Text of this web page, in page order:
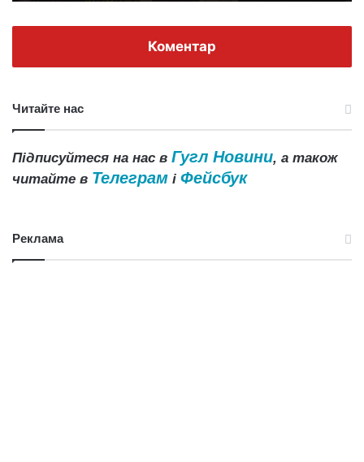
Коментар
Читайте нас
Підписуйтеся на нас в Гугл Новини, а також
читайте в Телеграм і Фейсбук
Реклама